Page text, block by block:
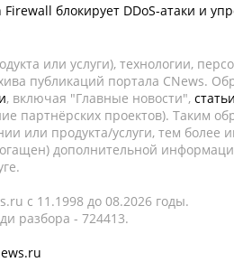
блокирует DDoS-атаки и
или услуги), технологии,
публикаций портала CNews.
, включая "Главные новости", статьи
партнёрских проектов). Таким
или продукта/услуги, тем более
дополнительной
c 11.1998 до 08.2026 годы.
разбора - 724413.